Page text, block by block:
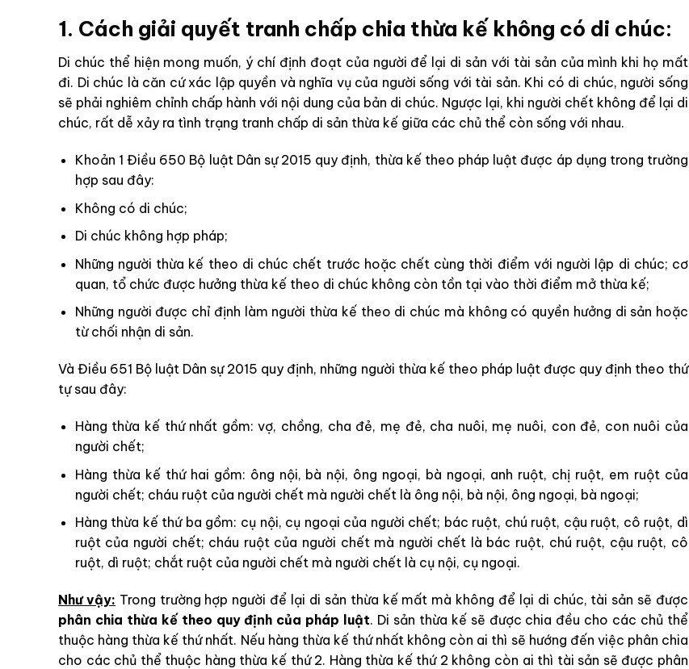
1. Cách giải quyết tranh chấp chia thừa kế không có di chúc:
Di chúc thể hiện mong muốn, ý chí định đoạt của người để lại di sản với tài sản của mình khi họ mất
đi. Di chúc là căn cứ xác lập quyền và nghĩa vụ của người sống với tài sản. Khi có di chúc, người sống
sẽ phải nghiêm chỉnh chấp hành với nội dung của bản di chúc. Ngược lại, khi người chết không để lại di
chúc, rất dễ xảy ra tình trạng tranh chấp di sản thừa kế giữa các chủ thể còn sống với nhau.
Khoản 1 Điều 650 Bộ luật Dân sự 2015 quy định, thừa kế theo pháp luật được áp dụng trong trường
hợp sau đây:
Không có di chúc;
Di chúc không hợp pháp;
Những người thừa kế theo di chúc chết trước hoặc chết cùng thời điểm với người lập di chúc; cơ
quan, tổ chức được hưởng thừa kế theo di chúc không còn tồn tại vào thời điểm mở thừa kế;
Những người được chỉ định làm người thừa kế theo di chúc mà không có quyền hưởng di sản hoặc
từ chối nhận di sản.
Và Điều 651 Bộ luật Dân sự 2015 quy định, những người thừa kế theo pháp luật được quy định theo thứ
tự sau đây:
Hàng thừa kế thứ nhất gồm: vợ, chồng, cha đẻ, mẹ đẻ, cha nuôi, mẹ nuôi, con đẻ, con nuôi của
người chết;
Hàng thừa kế thứ hai gồm: ông nội, bà nội, ông ngoại, bà ngoại, anh ruột, chị ruột, em ruột của
người chết; cháu ruột của người chết mà người chết là ông nội, bà nội, ông ngoại, bà ngoại;
Hàng thừa kế thứ ba gồm: cụ nội, cụ ngoại của người chết; bác ruột, chú ruột, cậu ruột, cô ruột, dì
ruột của người chết; cháu ruột của người chết mà người chết là bác ruột, chú ruột, cậu ruột, cô
ruột, dì ruột; chắt ruột của người chết mà người chết là cụ nội, cụ ngoại.
Như vậy: Trong trường hợp người để lại di sản thừa kế mất mà không để lại di chúc, tài sản sẽ được
phân chia thừa kế theo quy định của pháp luật. Di sản thừa kế sẽ được chia đều cho các chủ thể
thuộc hàng thừa kế thứ nhất. Nếu hàng thừa kế thứ nhất không còn ai thì sẽ hướng đến việc phân chia
cho các chủ thể thuộc hàng thừa kế thứ 2. Hàng thừa kế thứ 2 không còn ai thì tài sản sẽ được phân